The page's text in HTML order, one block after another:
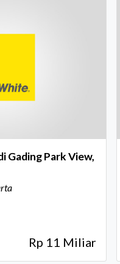
Gading Park View,
Rp 11 Miliar